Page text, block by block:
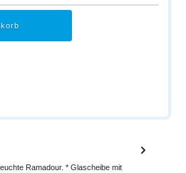
Ramadour. * Glascheibe mit